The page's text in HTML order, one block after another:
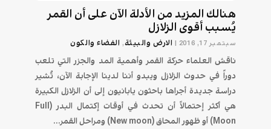
هنالك المزيد من الأدلة الآن على أن القمر
يُسبب أقوى الزلازل
سبتمبر 17, 2016 | الارض والبيئة, الفضاء والكون
ناقش العلماء حركة القمر وأهمية المد والجزر التي تلعب
دوراً في حدوث الزلازل ويبدو أننا لدينا الإجابة الآن، تُشير
دراسة جديدة أجراها باحثون يابانيون إلى أن الزلازل الكبيرة
هي أكثر إحتمالاً أن تحدث في أوقات إكتمال البدر (Full
Moon) أو ظهور المحاق (New moon) ومراحل القمر...